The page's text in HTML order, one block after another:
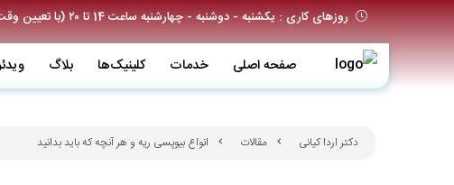
روزهای کاری : یکشنبه - دوشنبه - چهارشنبه ساعت 14 تا ۲۰ (با تعیین وقت قبلی)
صفحه اصلی خدمات کلینیک‌ها بلاگ
دکتر اردا کیانی مقالات انواع بیوپسی ریه و هر آنچه که باید بدانید